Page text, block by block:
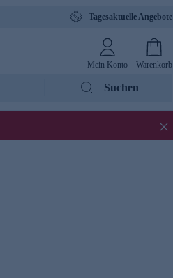
Tagesaktuelle Angebote
Mein Konto Warenkorb
Suchen